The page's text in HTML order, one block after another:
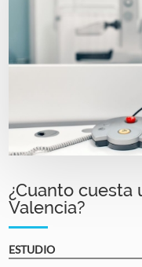
¿Cuanto cuesta
Valencia?
ESTUDIO